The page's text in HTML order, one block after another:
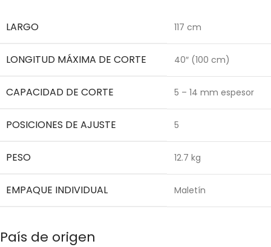
LARGO 117 cm
LONGITUD MÁXIMA DE CORTE 40″ (100 cm)
CAPACIDAD DE CORTE 5 – 14 mm espesor
POSICIONES DE AJUSTE 5
PESO 12.7 kg
EMPAQUE INDIVIDUAL Maletín
País de origen